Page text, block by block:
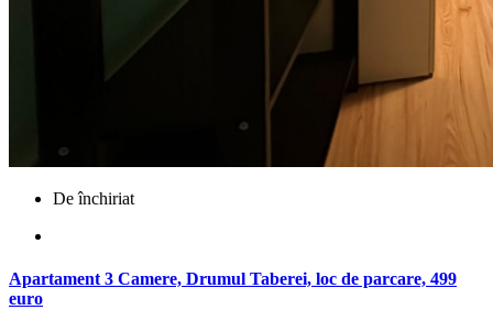
De închiriat
Apartament 3 Camere, Drumul Taberei, loc de parcare, 499
euro